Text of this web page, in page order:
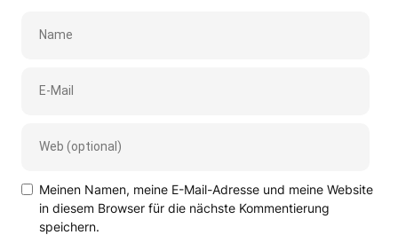
Meinen Namen, meine E-Mail-Adresse und meine Website
in diesem Browser für die nächste Kommentierung
speichern.